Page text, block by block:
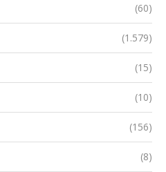
(60)
(1.579)
(15)
(10)
(156)
(8)